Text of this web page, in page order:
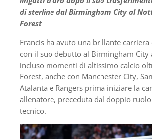
di sterline dal Birmingham City al
Forest
Francis ha avuto una brillante carriera
con il suo debutto al Birmingham City
incluso momenti di altissimo calcio
Forest, anche con Manchester City,
Atalanta e Rangers prima iniziare la
allenatore, preceduta dal doppio
tecnico.